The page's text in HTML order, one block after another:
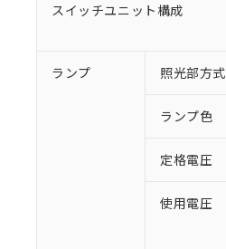
スイッチユニット構成
ランプ 照光部方式
ランプ色
定格電圧
使用電圧